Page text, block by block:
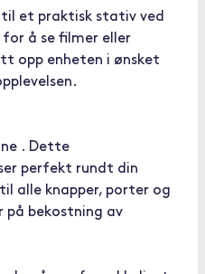
et praktisk stativ ved
å se filmer eller
opp enheten i ønsket
. Dette
perfekt rundt din
alle knapper, porter og
bekostning av